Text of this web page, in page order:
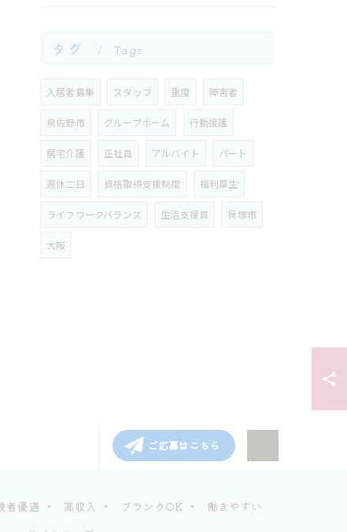
タグ Tags
入居者募集 スタッフ 重度 障害者
泉佐野市 グループホーム 行動援護
​居宅介護 正社員 アルバイト パート
週休二日 資格取得支援制度 福利厚生
ライフワークバランス 生活支援員 貝塚市
大阪
ご応募はこちら
者優遇 高収入 ブランクOK
働きやすい